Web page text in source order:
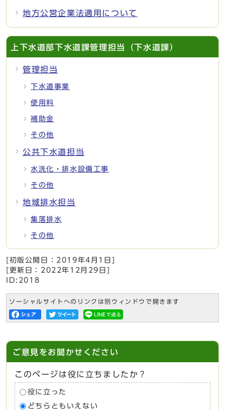
地方公営企業法適用について
上下水道部下水道課管理担当（下水道課）
管理担当
下水道事業
使用料
補助金
その他
公共下水道担当
水洗化・排水設備工事
その他
地域排水担当
集落排水
その他
[初版公開日： 2019年4月1日
[更新日： 2022年12月29日
ID:2018
ソーシャルサイトへのリンクは別ウィンドウで開きます
ご意見をお聞かせください
このページは役に立ちましたか？
役に立った
どちらともいえない